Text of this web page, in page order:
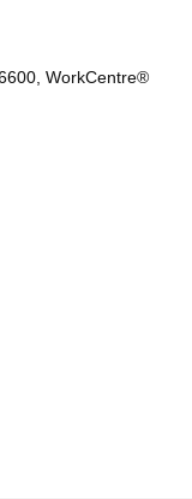
WorkCentre®